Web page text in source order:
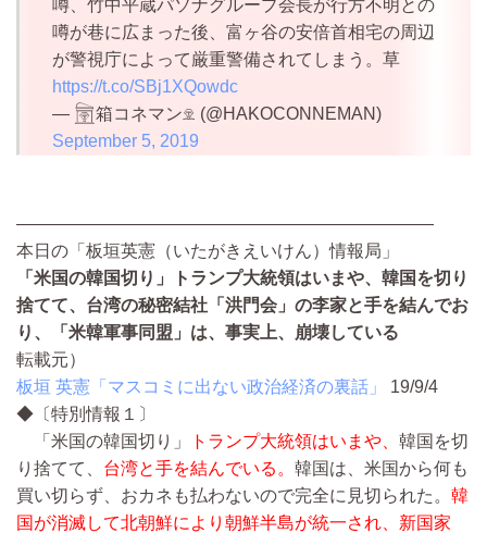
噂、竹中平蔵パソナグループ会長が行方不明との
噂が巷に広まった後、富ヶ谷の安倍首相宅の周辺
が警視庁によって厳重警備されてしまう。草
https://t.co/SBj1XQowdc
— 𓉤箱コネマン𓁷 (@HAKOCONNEMAN)
September 5, 2019
————————————————————————
本日の「板垣英憲（いたがきえいけん）情報局」
「米国の韓国切り」トランプ大統領はいまや、韓国を切り
捨てて、台湾の秘密結社「洪門会」の李家と手を結んでお
り、「米韓軍事同盟」は、事実上、崩壊している
転載元）
板垣 英憲「マスコミに出ない政治経済の裏話」
19/9/4
◆〔特別情報１〕
「米国の韓国切り」
トランプ大統領はいまや、 韓国を切
り捨てて、 台湾と手を結んでいる。 韓国は、米国から何も
買い切らず、おカネも払わないので完全に見切られた。 韓
国が消滅して北朝鮮により朝鮮半島が統一され、新国家